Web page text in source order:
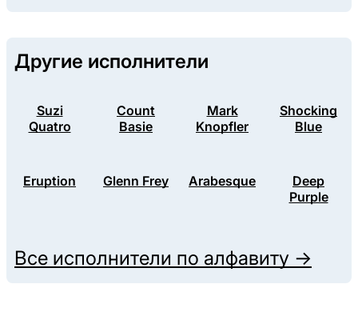
Другие исполнители
Suzi
Quatro
Count
Basie
Mark
Knopfler
Shocking
Blue
Eruption Glenn Frey Arabesque
Deep
Purple
Все исполнители по алфавиту →